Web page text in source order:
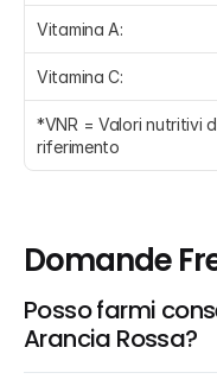
Vitamina A:
Vitamina C:
*VNR = Valori nutritivi
riferimento
Domande
Posso farmi
Arancia Rossa?